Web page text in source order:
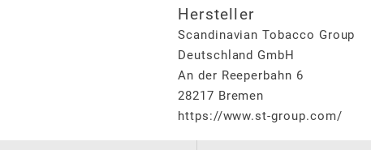
Hersteller
Scandinavian Tobacco Group
Deutschland GmbH
An der Reeperbahn 6
28217 Bremen
https://www.st-group.com/